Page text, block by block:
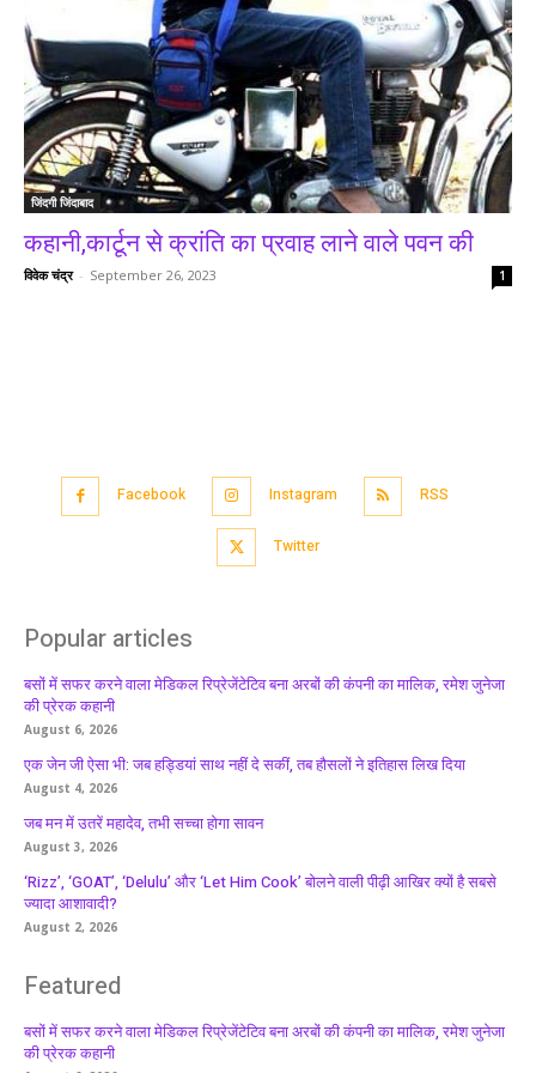
जिंदगी जिंदाबाद
कहानी,कार्टून से क्रांति का प्रवाह लाने वाले पवन की
विवेक चंद्र - September 26, 2023 1
Facebook Instagram RSS
Twitter
Popular articles
बसों में सफर करने वाला मेडिकल रिप्रेजेंटेटिव बना अरबों की कंपनी का मालिक, रमेश जुनेजा
की प्रेरक कहानी
August 6, 2026
एक जेन जी ऐसा भी: जब हड्डियां साथ नहीं दे सकीं, तब हौसलों ने इतिहास लिख दिया
August 4, 2026
जब मन में उतरें महादेव, तभी सच्चा होगा सावन
August 3, 2026
‘Rizz’, ‘GOAT’, ‘Delulu’ और ‘Let Him Cook’ बोलने वाली पीढ़ी आखिर क्यों है सबसे
ज्यादा आशावादी?
August 2, 2026
Featured
बसों में सफर करने वाला मेडिकल रिप्रेजेंटेटिव बना अरबों की कंपनी का मालिक, रमेश जुनेजा
की प्रेरक कहानी